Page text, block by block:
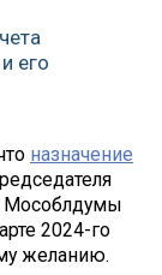
его
назначение
Мособлдумы
2024-го
желанию.